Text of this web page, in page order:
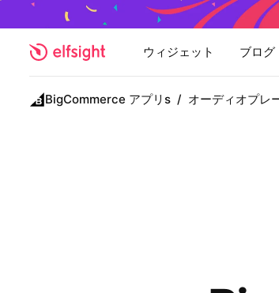
ウィジェット ブログ
BigCommerce アプリs / オーディオプレ